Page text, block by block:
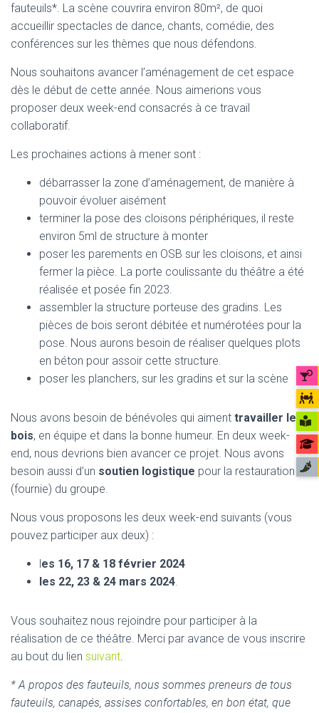
fauteuils*. La scène couvrira environ 80m², de quoi
accueillir spectacles de dance, chants, comédie, des
conférences sur les thèmes que nous défendons.
Nous souhaitons avancer l’aménagement de cet espace
dès le début de cette année. Nous aimerions vous
proposer deux week-end consacrés à ce travail
collaboratif.
Les prochaines actions à mener sont :
débarrasser la zone d’aménagement, de manière à
pouvoir évoluer aisément
terminer la pose des cloisons périphériques, il reste
environ 5ml de structure à monter
poser les parements en OSB sur les cloisons, et ainsi
fermer la pièce. La porte coulissante du théâtre a été
réalisée et posée fin 2023.
assembler la structure porteuse des gradins. Les
pièces de bois seront débitée et numérotées pour la
pose. Nous aurons besoin de réaliser quelques plots
en béton pour assoir cette structure.
poser les planchers, sur les gradins et sur la scène
Nous avons besoin de bénévoles qui aiment travailler le
bois, en équipe et dans la bonne humeur. En deux week-
end, nous devrions bien avancer ce projet. Nous avons
besoin aussi d’un soutien logistique pour la restauration
(fournie) du groupe.
Nous vous proposons les deux week-end suivants (vous
pouvez participer aux deux) :
les 16, 17 & 18 février 2024
les 22, 23 & 24 mars 2024.
Vous souhaitez nous rejoindre pour participer à la
réalisation de ce théâtre. Merci par avance de vous inscrire
au bout du lien suivant.
* A propos des fauteuils, nous sommes preneurs de tous
fauteuils, canapés, assises confortables, en bon état, que